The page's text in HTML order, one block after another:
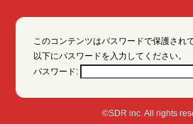
このコンテンツはパスワードで保護され
以下にパスワードを入力してください。
パスワード:
©SDR inc. All rights